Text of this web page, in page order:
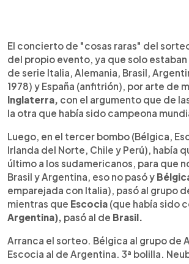
El concierto de "cosas raras" del
del propio evento, ya que solo
de serie Italia, Alemania, Brasil,
1978) y España (anfitrión), por arte de
Inglaterra, con el argumento que de
la otra que había sido campeona
Luego, en el tercer bombo (Bélgica,
Irlanda del Norte, Chile y Perú), había
último a los sudamericanos, para que
Brasil y Argentina, eso no pasó y
emparejada con Italia), pasó al grupo
mientras que Escocia (que había sido
Argentina), pasó al de Brasil.
Arranca el sorteo. Bélgica al grupo de
Escocia al de Argentina. 3ª bolilla.